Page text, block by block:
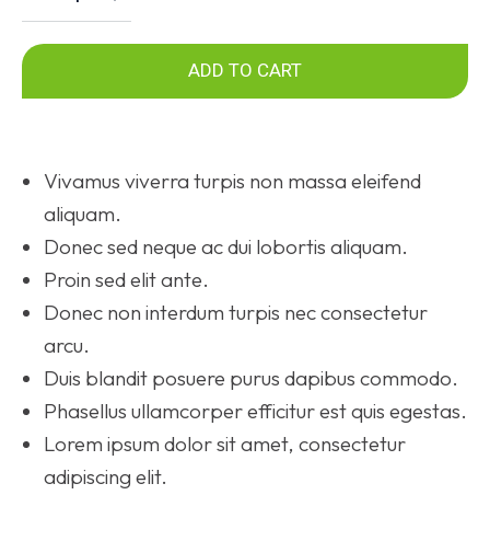
ADD TO CART
Vivamus viverra turpis non massa eleifend
aliquam.
Donec sed neque ac dui lobortis aliquam.
Proin sed elit ante.
Donec non interdum turpis nec consectetur
arcu.
Duis blandit posuere purus dapibus commodo.
Phasellus ullamcorper efficitur est quis egestas.
Lorem ipsum dolor sit amet, consectetur
adipiscing elit.